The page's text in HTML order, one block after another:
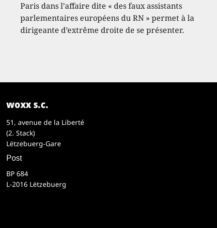
Paris dans l’affaire dite « des faux assistants
parlementaires européens du RN » permet à la
dirigeante d’extrême droite de se présenter.
woxx s.c.
51, avenue de la Liberté
(2. Stack)
Lëtzebuerg-Gare
Post
BP 684
L-2016 Lëtzebuerg